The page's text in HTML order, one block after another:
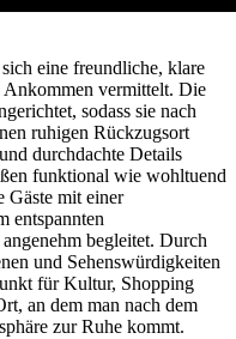
eine freundliche, klare
vermittelt. Die
sodass sie nach
ruhigen Rückzugsort
durchdachte Details
funktional wie wohltuend
Gäste mit einer
entspannten
begleitet. Durch
und Sehenswürdigkeiten
für Kultur, Shopping
an dem man nach dem
zur Ruhe kommt.